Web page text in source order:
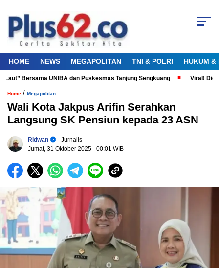
HOME NEWS MEGAPOLITAN TNI & POLRI HUKUM &
Bersama UNIBA dan Puskesmas Tanjung Sengkuang Viral! Diduga
Home / Megapolitan
Wali Kota Jakpus Arifin Serahkan
Langsung SK Pensiun kepada 23 ASN
Ridwan
- Jurnalis
Jumat, 31 Oktober 2025 - 00:01 WIB